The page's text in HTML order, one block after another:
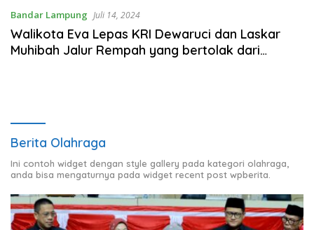
Bandar Lampung Juli 14, 2024
Walikota Eva Lepas KRI Dewaruci dan Laskar
Muhibah Jalur Rempah yang bertolak dari
Berita Olahraga
Ini contoh widget dengan style gallery pada kategori olahraga,
anda bisa mengaturnya pada widget recent post wpberita.